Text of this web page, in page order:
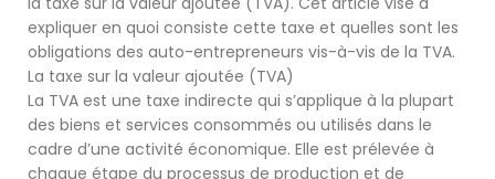
expliquer en quoi consiste cette taxe et quelles sont les
obligations des auto-entrepreneurs vis-à-vis de la TVA.
La taxe sur la valeur ajoutée (TVA)
La TVA est une taxe indirecte qui s’applique à la plupart
des biens et services consommés ou utilisés dans le
cadre d’une activité économique. Elle est prélevée à
chaque étape du processus de production et de